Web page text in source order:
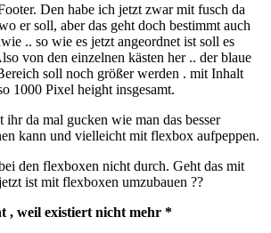
Den habe ich jetzt zwar mit fusch da
er soll, aber das geht doch bestimmt auch
.. so wie es jetzt angeordnet ist soll es
von den einzelnen kästen her .. der blaue
soll noch größer werden . mit Inhalt
1000 Pixel height insgesamt.
da mal gucken wie man das besser
kann und vielleicht mit flexbox aufpeppen.
den flexboxen nicht durch. Geht das mit
ist mit flexboxen umzubauen ??
, weil existiert nicht mehr *